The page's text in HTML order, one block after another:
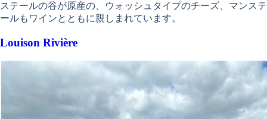
ステールの谷が原産の、ウォッシュタイプのチーズ、マンステ
ールもワインとともに親しまれています。
Louison Rivière